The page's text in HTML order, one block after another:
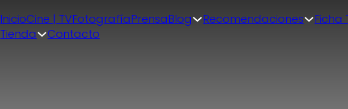
InicioCine | TVFotografíaPrensaBlog Recomendaciones
Ficha
Tienda
Contacto